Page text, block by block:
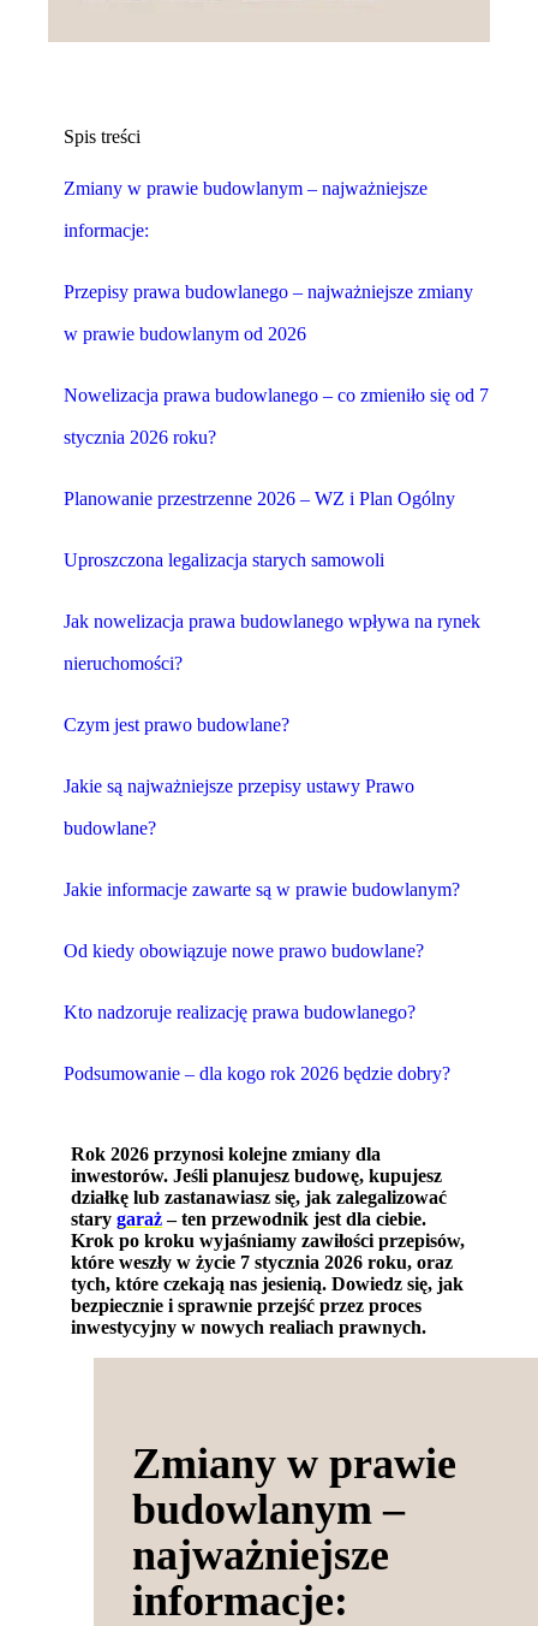
Spis treści
Zmiany w prawie budowlanym – najważniejsze
informacje:
Przepisy prawa budowlanego – najważniejsze zmiany
w prawie budowlanym od 2026
Nowelizacja prawa budowlanego – co zmieniło się od 7
stycznia 2026 roku?
Planowanie przestrzenne 2026 – WZ i Plan Ogólny
Uproszczona legalizacja starych samowoli
Jak nowelizacja prawa budowlanego wpływa na rynek
nieruchomości?
Czym jest prawo budowlane?
Jakie są najważniejsze przepisy ustawy Prawo
budowlane?
Jakie informacje zawarte są w prawie budowlanym?
Od kiedy obowiązuje nowe prawo budowlane?
Kto nadzoruje realizację prawa budowlanego?
Podsumowanie – dla kogo rok 2026 będzie dobry?
Rok 2026 przynosi kolejne zmiany dla
inwestorów. Jeśli planujesz budowę, kupujesz
działkę lub zastanawiasz się, jak zalegalizować
starygaraż– ten przewodnik jest dla ciebie.
Krok po kroku wyjaśniamy zawiłości przepisów,
które weszły w życie 7 stycznia 2026 roku, oraz
tych, które czekają nas jesienią. Dowiedz się, jak
bezpiecznie i sprawnie przejść przez proces
inwestycyjny w nowych realiach prawnych.
Zmiany w prawie
budowlanym –
najważniejsze
informacje: